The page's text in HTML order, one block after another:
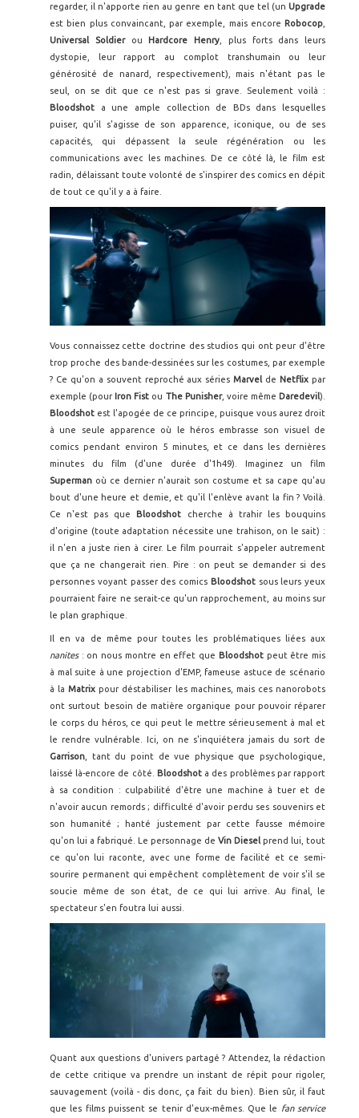
regarder, il n'apporte rien au genre en tant que tel (un Upgrade
est bien plus convaincant, par exemple, mais encore Robocop
Universal Soldierou Hardcore Henry , plus forts dans leurs
dystopie, leur rapport au complot transhumain ou leur
générosité de nanard, respectivement), mais n'étant pas le
seul, on se dit que ce n'est pas si grave. Seulement voilà :
Bloodshot
a une ample collection de BDs dans lesquelles
puiser, qu'il s'agisse de son apparence, iconique, ou de ses
capacités, qui dépassent la seule régénération ou les
communications avec les machines. De ce côté là, le film est
radin, délaissant toute volonté de s'inspirer des comics en dépit
de tout ce qu'il y a à faire.
Vous connaissez cette doctrine des studios qui ont peur d'être
trop proche des bande-dessinées sur les costumes, par exemple
? Ce qu'on a souvent reproché aux sériesMarvel de Netflixpar
exemple (pour Iron Fist ou The Punisher, voire même Daredevil).
Bloodshot est l'apogée de ce principe, puisque vous aurez droit
à une seule apparence où le héros embrasse son visuel de
comics pendant environ 5 minutes, et ce dans les dernières
minutes du film (d'une durée d'1h49). Imaginez un film
Superman où ce dernier n'aurait son costume et sa cape qu'au
bout d'une heure et demie, et qu'il l'enlève avant la fin ? Voilà.
Ce n'est pas que Bloodshot
cherche à trahir les bouquins
d'origine (toute adaptation nécessite une trahison, on le sait) :
il n'en a juste rien à cirer. Le film pourrait s'appeler autrement
que ça ne changerait rien. Pire : on peut se demander si des
personnes voyant passer des comics Bloodshot sous leurs yeux
pourraient faire ne serait-ce qu'un rapprochement, au moins sur
le plan graphique.
Il en va de même pour toutes les problématiques liées aux
nanites : on nous montre en effet que Bloodshot peut être mis
à mal suite à une projection d'EMP, fameuse astuce de scénario
à laMatrix pour déstabiliser les machines, mais ces nanorobots
ont surtout besoin de matière organique pour pouvoir réparer
le corps du héros, ce qui peut le mettre sérieusement à mal et
le rendre vulnérable. Ici, on ne s'inquiétera jamais du sort de
Garrison , tant du point de vue physique que psychologique,
laissé là-encore de côté. Bloodshot a des problèmes par rapport
à sa condition : culpabilité d'être une machine à tuer et de
n'avoir aucun remords ; difficulté d'avoir perdu ses souvenirs et
son humanité ; hanté justement par cette fausse mémoire
qu'on lui a fabriqué. Le personnage de Vin Diesel prend lui, tout
ce qu'on lui raconte, avec une forme de facilité et ce semi-
sourire permanent qui empêchent complètement de voir s'il se
soucie même de son état, de ce qui lui arrive. Au final, le
spectateur s'en foutra lui aussi.
Quant aux questions d'univers partagé ? Attendez, la rédaction
de cette critique va prendre un instant de répit pour rigoler,
sauvagement (voilà - dis donc, ça fait du bien). Bien sûr, il faut
que les films puissent se tenir d'eux-mêmes. Que le fan service